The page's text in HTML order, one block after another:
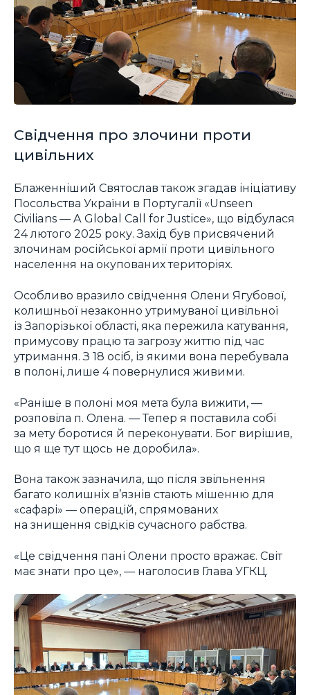
Свідчення про злочини проти
цивільних
Блаженніший Святослав також згадав ініціативу
Посольства України в Португалії «Unseen
Civilians — A Global Call for Justice», що відбулася
24 лютого 2025 року. Захід був присвячений
злочинам російської армії проти цивільного
населення на окупованих територіях.
Особливо вразило свідчення Олени Ягубової,
колишньої незаконно утримуваної цивільної
із Запорізької області, яка пережила катування,
примусову працю та загрозу життю під час
утримання. З 18 осіб, із якими вона перебувала
в полоні, лише 4 повернулися живими.
«Раніше в полоні моя мета була вижити, —
розповіла п. Олена. — Тепер я поставила собі
за мету боротися й переконувати. Бог вирішив,
що я ще тут щось не доробила».
Вона також зазначила, що після звільнення
багато колишніх в’язнів стають мішенню для
«сафарі» — операцій, спрямованих
на знищення свідків сучасного рабства.
«Це свідчення пані Олени просто вражає. Світ
має знати про це», — наголосив Глава УГКЦ.